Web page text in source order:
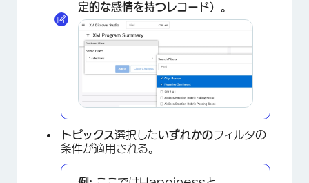
定的な感情を持つレコード）。
トピックス選択したいずれかのフィルタの
条件が適用される。